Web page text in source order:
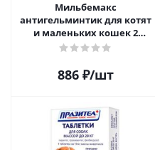
Мильбемакс
антигельминтик для котят
и маленьких кошек 2
таблетки
886₽/шт